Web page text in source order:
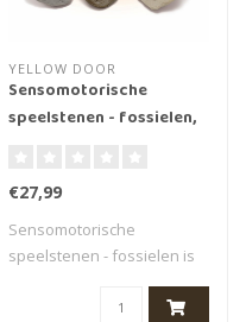
YELLOW DOOR
Sensomotorische
speelstenen - fossielen,
€27,99
Sensomotorische
speelstenen - fossielen is